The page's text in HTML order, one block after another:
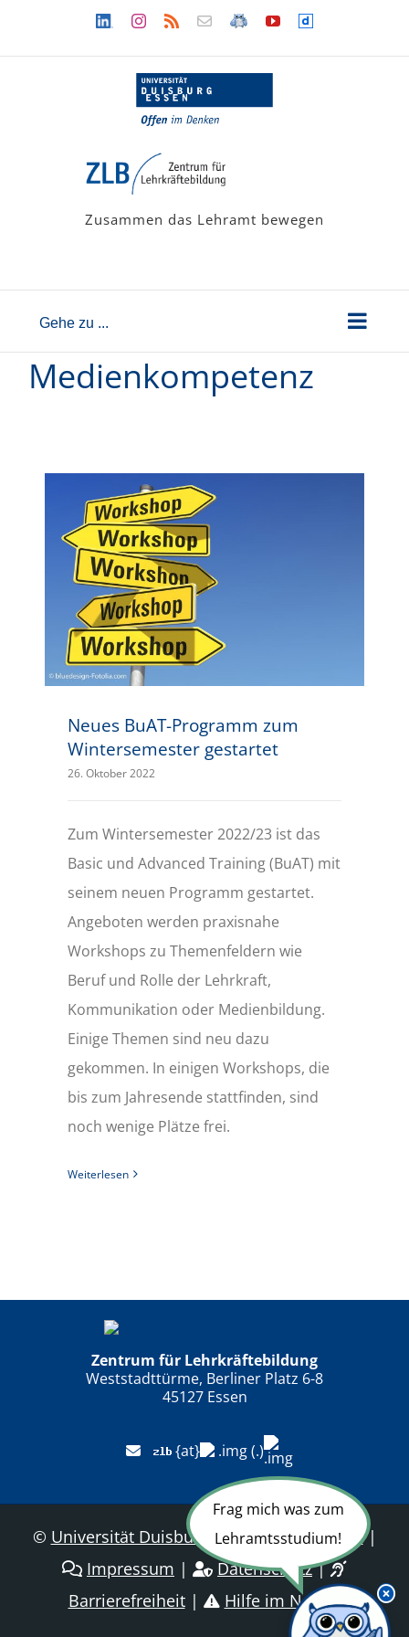
LinkedinInstagram
Rss Newsletter
LehramtsWiki
YouTubeDailymotion
Zusammen das Lehramt bewegen
Gehe zu ...
Medienkompetenz
Neues BuAT-Programm zum
Wintersemester gestartet
26. Oktober 2022
Zum Wintersemester 2022/23 ist das
Basic und Advanced Training (BuAT) mit
seinem neuen Programm gestartet.
Angeboten werden praxisnahe
Workshops zu Themenfeldern wie
Beruf und Rolle der Lehrkraft,
Kommunikation oder Medienbildung.
Einige Themen sind neu dazu
gekommen. In einigen Workshops, die
bis zum Jahresende stattfinden, sind
noch wenige Plätze frei.
Weiterlesen
Zentrum für Lehrkräftebildung
Weststadttürme, Berliner Platz 6-8
45127 Essen
{at} (.)
© Universität Duisburg-Essen| Sitemap|
Impressum | Datenschutz|
Barrierefreiheit| Hilfe im Notfall
Frag mich was zum
Lehramtsstudium!